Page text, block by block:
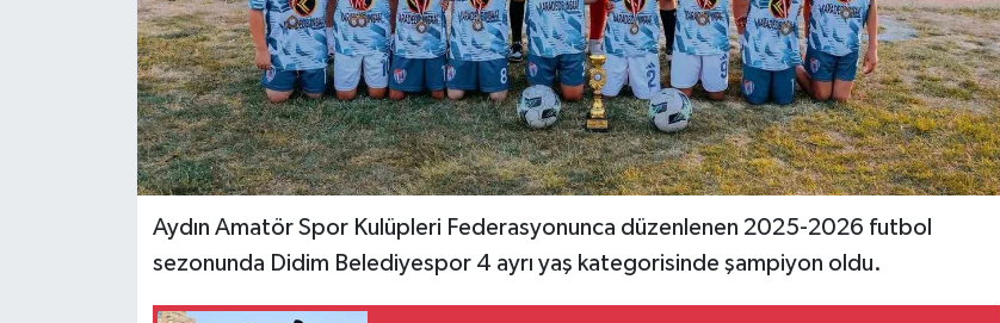
Aydın Amatör Spor Kulüpleri Federasyonunca düzenlenen 2025-2026 futbol
sezonunda Didim Belediyespor 4 ayrı yaş kategorisinde şampiyon oldu.